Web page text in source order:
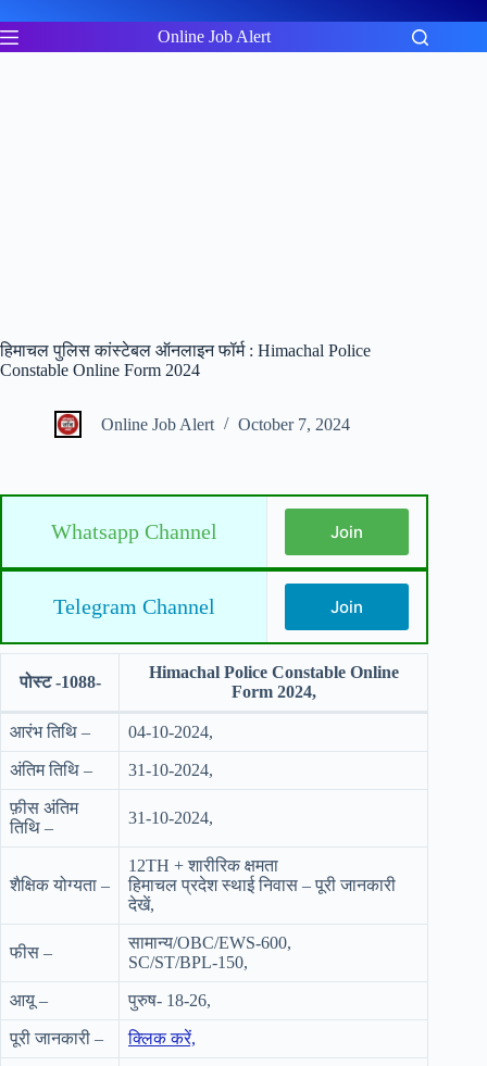
to
content
Online Job Alert
हिमाचल पुलिस कांस्टेबल ऑनलाइन फॉर्म : Himachal Police
Constable Online Form 2024
Online Job Alert October 7, 2024
Whatsapp Channel Join
Telegram Channel Join
पोस्ट -1088-
Himachal Police Constable Online
Form 2024,
आरंभ तिथि – 04-10-2024,
अंतिम तिथि – 31-10-2024,
फ़ीस अंतिम
तिथि –
31-10-2024,
शैक्षिक योग्यता –
12TH + शारीरिक क्षमता
हिमाचल प्रदेश स्थाई निवास – पूरी जानकारी
देखें,
फीस –
सामान्य/OBC/EWS-600,
SC/ST/BPL-150,
आयू – पुरुष- 18-26,
पूरी जानकारी – क्लिक करें,